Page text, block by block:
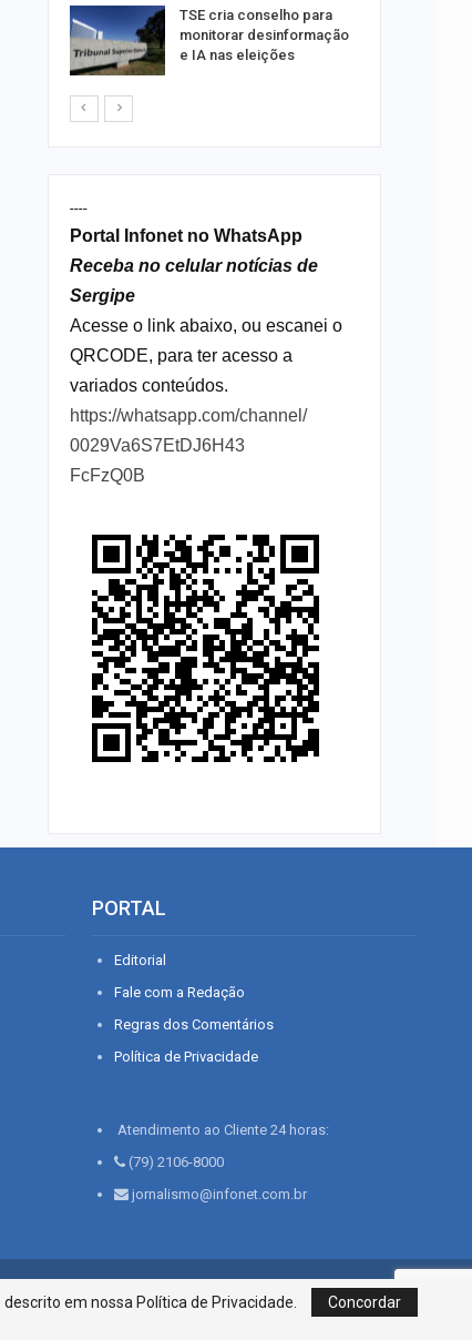
TSE cria conselho para
monitorar desinformação
e IA nas eleições
----
Portal Infonet no WhatsApp
Receba no celular notícias de
Sergipe
Acesse o link abaixo, ou escanei o
QRCODE, para ter acesso a
variados conteúdos.
https://whatsapp.com/channel/
0029Va6S7EtDJ6H43
FcFzQ0B
PORTAL
Editorial
Fale com a Redação
Regras dos Comentários
Política de Privacidade
Atendimento ao Cliente 24 horas:
(79) 2106-8000
jornalismo@infonet.com.br
São José | Aracaju-SE, CEP 49015-030, Fone: 79.2106.8000 - CI
Centro de Informações LTDA
em nossa Política de Privacidade.
Concordar